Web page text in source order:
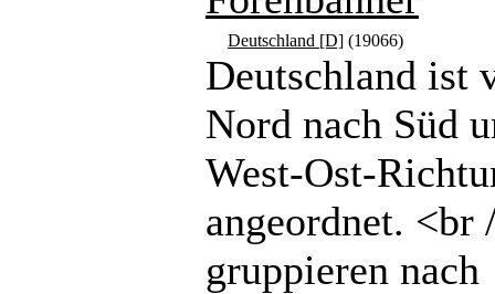
Deutschland [D] (19066)
Deutschland ist
Nord nach Süd
West-Ost-
angeordnet. <br
gruppieren nach